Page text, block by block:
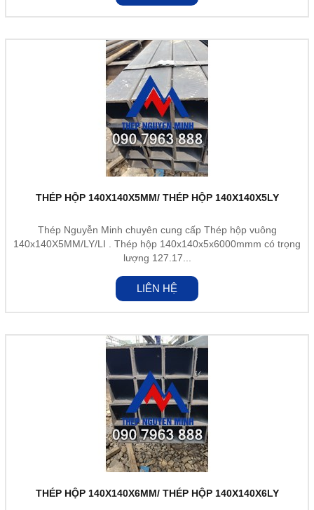
THÉP HỘP 140X140X5MM/ THÉP HỘP 140X140X5LY
Thép Nguyễn Minh chuyên cung cấp Thép hộp vuông
140x140X5MM/LY/LI . Thép hộp 140x140x5x6000mmm có trọng
lượng 127.17...
LIÊN HỆ
THÉP HỘP 140X140X6MM/ THÉP HỘP 140X140X6LY